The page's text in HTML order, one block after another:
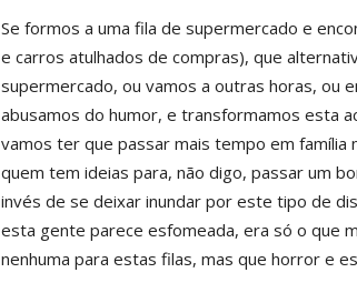
Se formos a uma fila de supermercado e
e carros atulhados de compras), que
supermercado, ou vamos a outras horas, ou
abusamos do humor, e transformamos esta
vamos ter que passar mais tempo em família
quem tem ideias para, não digo, passar um
invés de se deixar inundar por este tipo de
esta gente parece esfomeada, era só o que
nenhuma para estas filas, mas que horror e